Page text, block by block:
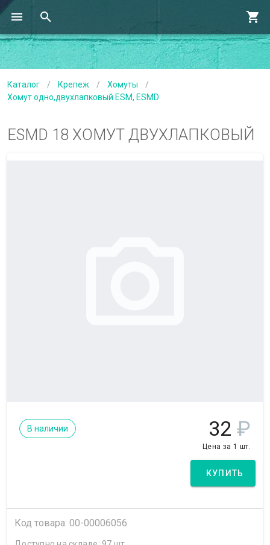
Каталог / Крепеж / Хомуты
/
Хомут одно,двухлапковый ESM, ESMD
ESMD 18 ХОМУТ ДВУХЛАПКОВЫЙ
В наличии 32 ₽
Цена за 1 шт.
КУПИТЬ
Код товара: 00-00006056